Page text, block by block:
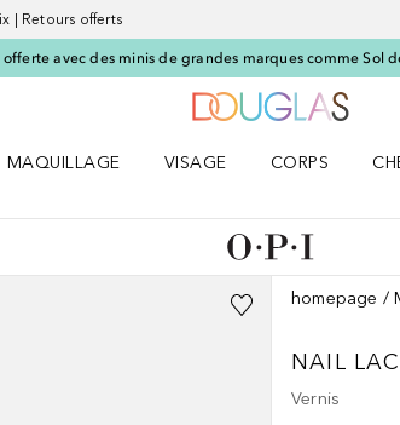
| Retours offerts
avec des minis de grandes marques comme Sol
MAQUILLAGE
VISAGE
CORPS
homepage
NAIL
Vernis